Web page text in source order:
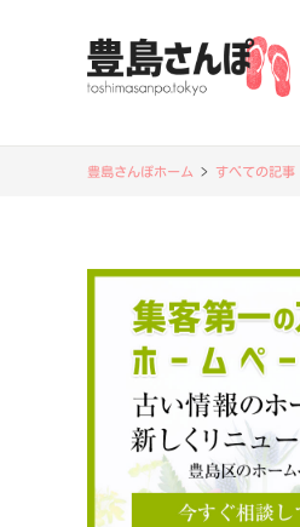
豊島さんぽホーム > すべての記事